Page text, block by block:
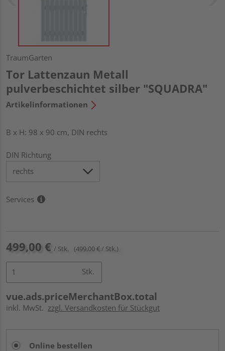
TraumGarten
Tor Lattenzaun Metall
pulverbeschichtet silber "SQUADRA"
Artikelinformationen
B x H: 98 x 90 cm, DIN rechts
DIN Richtung
Services
499,00 € / Stk. (499,00 € / Stk.)
Stk.
vue.ads.priceMerchantBox.total
inkl. MwSt. zzgl. Versandkosten für Stückgut
Online bestellen